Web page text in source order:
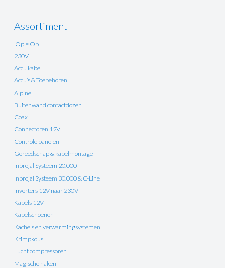
Assortiment
.Op = Op
230V
Accu kabel
Accu’s & Toebehoren
Alpine
Buitenwand contactdozen
Coax
Connectoren 12V
Controle panelen
Gereedschap & kabelmontage
Inprojal Systeem 20.000
Inprojal Systeem 30.000 & C-Line
Inverters 12V naar 230V
Kabels 12V
Kabelschoenen
Kachels en verwarmingsystemen
Krimpkous
Lucht compressoren
Magische haken